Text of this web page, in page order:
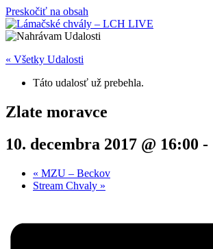
Preskočiť na obsah
« Všetky Udalosti
Táto udalosť už prebehla.
Zlate moravce
10. decembra 2017 @ 16:00 -
« MZU – Beckov
Stream Chvaly »